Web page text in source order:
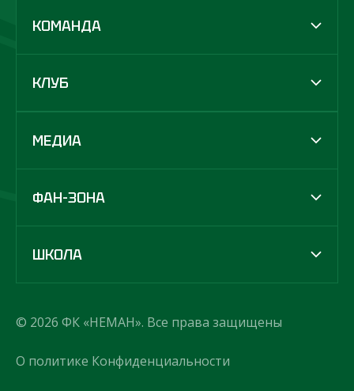
КОМАНДА
КЛУБ
МЕДИА
ФАН-ЗОНА
ШКОЛА
© 2026 ФК «НЕМАН». Все права защищены
О политике Конфиденциальности